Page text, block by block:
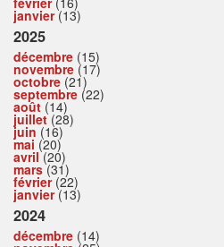
janvier(13)
2025
décembre (15)
novembre (17)
octobre (21)
septembre (22)
août (14)
juillet(28)
juin (16)
mai (20)
avril(20)
mars(31)
février(22)
janvier(13)
2024
décembre (14)